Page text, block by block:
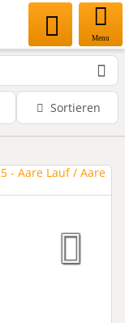
Menu
Sortieren